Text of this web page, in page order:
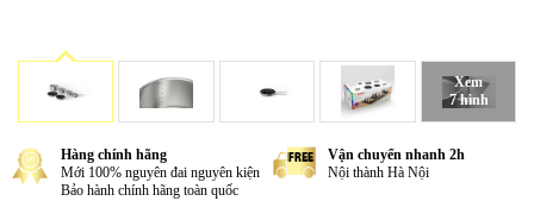
Xem
7 hình
Hàng chính hãng
Mới 100% nguyên đai nguyên kiện
Bảo hành chính hãng toàn quốc
Vận chuyển nhanh 2h
Nội thành Hà Nội